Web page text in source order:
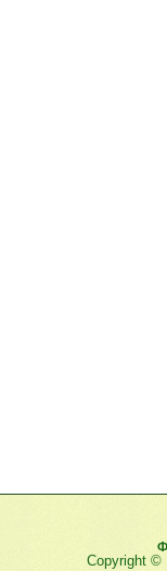
Copyright ©